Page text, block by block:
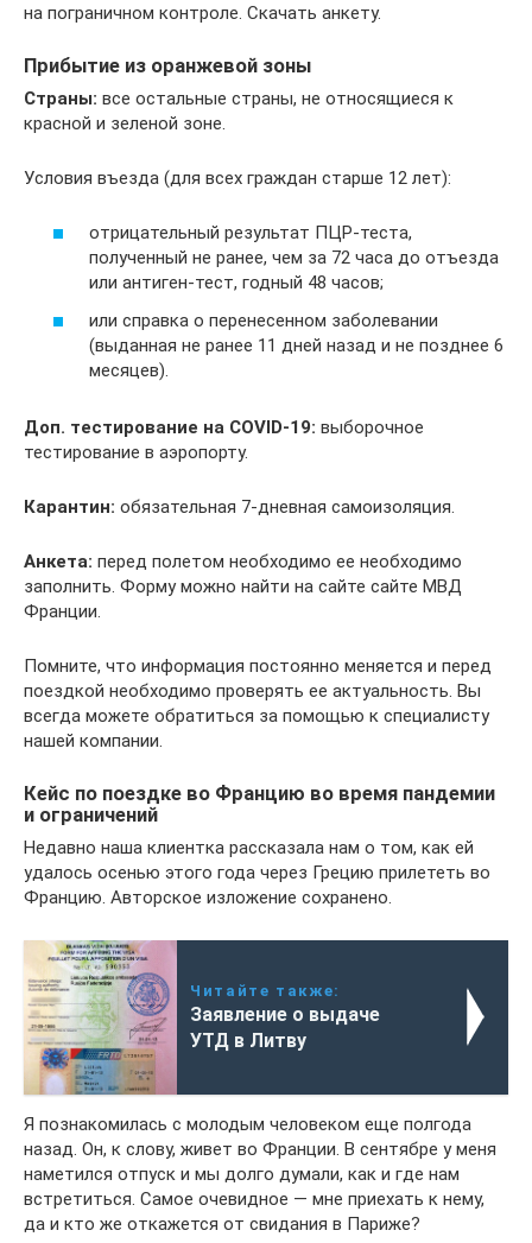
на пограничном контроле. Скачать анкету.
Прибытие из оранжевой зоны
Страны: все остальные страны, не относящиеся к
красной и зеленой зоне.
Условия въезда (для всех граждан старше 12 лет):
отрицательный результат ПЦР-теста,
полученный не ранее, чем за 72 часа до отъезда
или антиген-тест, годный 48 часов;
или справка о перенесенном заболевании
(выданная не ранее 11 дней назад и не позднее 6
месяцев).
Доп. тестирование на COVID-19: выборочное
тестирование в аэропорту.
Карантин: обязательная 7-дневная самоизоляция.
Анкета: перед полетом необходимо ее необходимо
заполнить. Форму можно найти на сайте сайте МВД
Франции.
Помните, что информация постоянно меняется и перед
поездкой необходимо проверять ее актуальность. Вы
всегда можете обратиться за помощью к специалисту
нашей компании.
Кейс по поездке во Францию во время пандемии
и ограничений
Недавно наша клиентка рассказала нам о том, как ей
удалось осенью этого года через Грецию прилететь во
Францию. Авторское изложение сохранено.
Читайте также:
Заявление о выдаче
УТД в Литву
Я познакомилась с молодым человеком еще полгода
назад. Он, к слову, живет во Франции. В сентябре у меня
наметился отпуск и мы долго думали, как и где нам
встретиться. Самое очевидное — мне приехать к нему,
да и кто же откажется от свидания в Париже?